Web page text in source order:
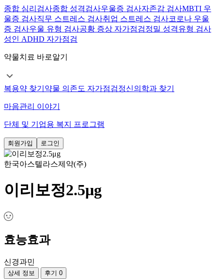
종합 심리검사종합 성격검사우울증 검사자존감 검사MBTI 우
울증 검사직무 스트레스 검사취업 스트레스 검사코로나 우울
증 검사우울 유형 검사공황 증상 자가점검정밀 성격유형 검사
성인 ADHD 자가점검
약물치료 바로알기
복용약 찾기 약물 의존도 자가점검정신의학과 찾기
마음관리 이야기
단체 및 기업용 복지 프로그램
회원가입 로그인
한국아스텔라스제약(주)
이리보정2.5μg
효능효과
신경과민
상세 정보 후기 0